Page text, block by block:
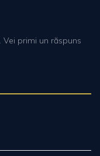
primi un răspuns